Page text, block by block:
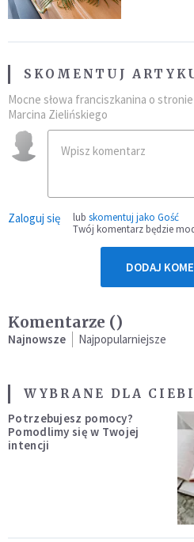
SKOMENTUJ
Mocne słowa franciszkanina o
Marcina Zielińskiego
Zaloguj się lub skomentuj jako Gość
Twój komentarz będzie
DODAJ
Komentarze ()
Najnowsze Najpopularniejsze
WYBRANE DLA
Potrzebujesz pomocy?
Pomodlimy się w Twojej
intencji